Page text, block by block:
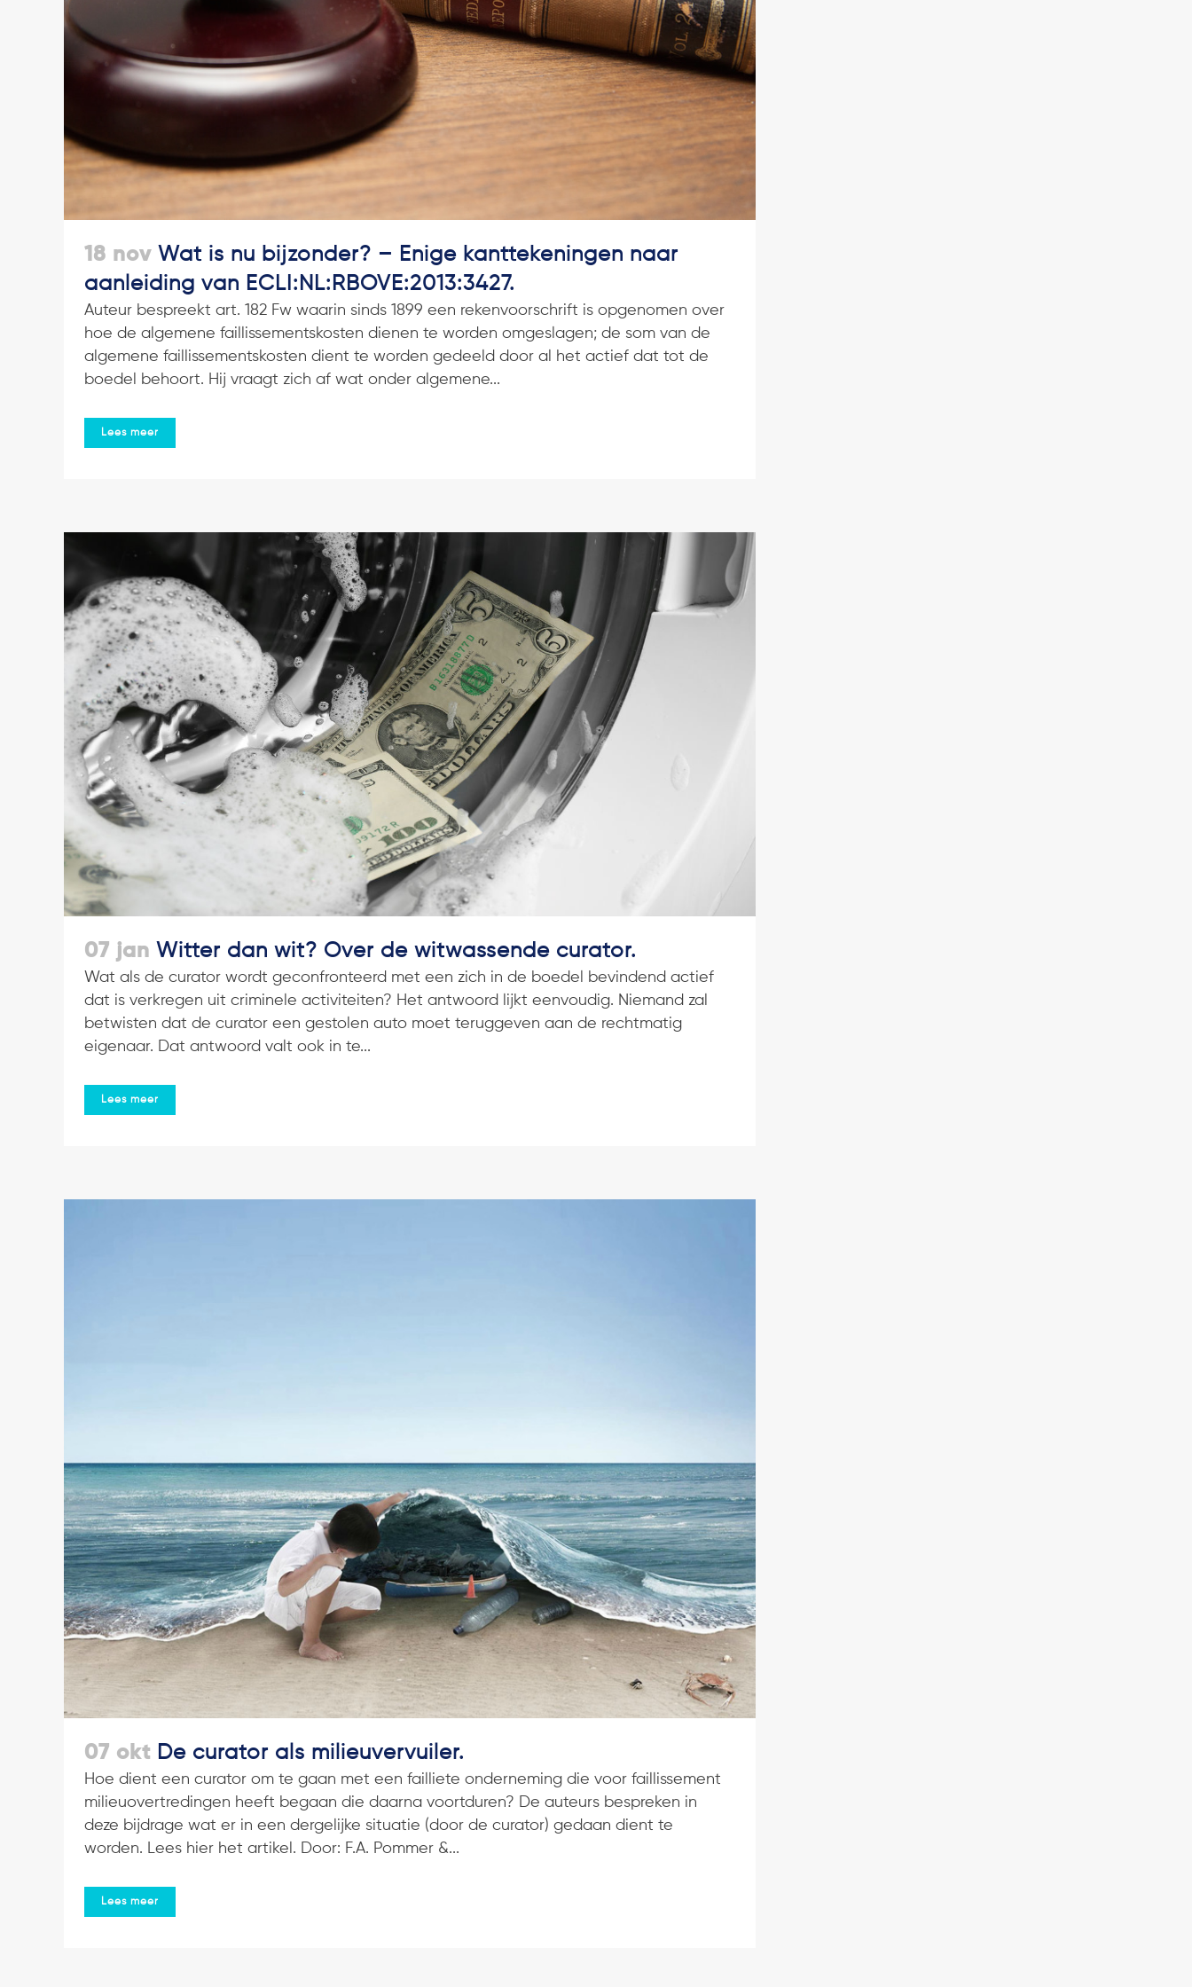
18 nov Wat is nu bijzonder? – Enige kanttekeningen naar
aanleiding van ECLI:NL:RBOVE:2013:3427.
Auteur bespreekt art. 182 Fw waarin sinds 1899 een rekenvoorschrift is opgenomen over
hoe de algemene faillissementskosten dienen te worden omgeslagen; de som van de
algemene faillissementskosten dient te worden gedeeld door al het actief dat tot de
boedel behoort. Hij vraagt zich af wat onder algemene...
Lees meer
07 jan Witter dan wit? Over de witwassende curator.
Wat als de curator wordt geconfronteerd met een zich in de boedel bevindend actief
dat is verkregen uit criminele activiteiten? Het antwoord lijkt eenvoudig. Niemand zal
betwisten dat de curator een gestolen auto moet teruggeven aan de rechtmatig
eigenaar. Dat antwoord valt ook in te...
Lees meer
07 okt De curator als milieuvervuiler.
Hoe dient een curator om te gaan met een failliete onderneming die voor faillissement
milieuovertredingen heeft begaan die daarna voortduren? De auteurs bespreken in
deze bijdrage wat er in een dergelijke situatie (door de curator) gedaan dient te
worden. Lees hier het artikel. Door: F.A. Pommer &...
Lees meer